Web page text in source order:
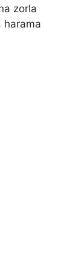
zorla
harama